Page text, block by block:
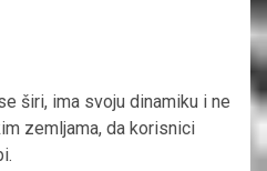
širi, ima svoju dinamiku i ne
zemljama, da korisnici